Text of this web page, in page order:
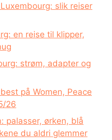
slik reiser
en reise til klipper,
strøm, adapter og
på Women, Peace
26
palasser, ørken, blå
du aldri glemmer